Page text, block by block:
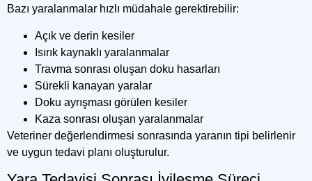
Bazı yaralanmalar hızlı müdahale gerektirebilir:
Açık ve derin kesiler
Isırık kaynaklı yaralanmalar
Travma sonrası oluşan doku hasarları
Sürekli kanayan yaralar
Doku ayrışması görülen kesiler
Kaza sonrası oluşan yaralanmalar
Veteriner değerlendirmesi sonrasında yaranın tipi belirlenir
ve uygun tedavi planı oluşturulur.